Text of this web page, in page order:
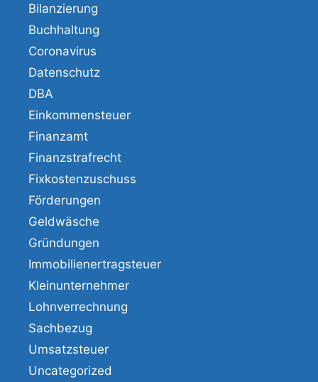
Bilanzierung
Buchhaltung
Coronavirus
Datenschutz
DBA
Einkommensteuer
Finanzamt
Finanzstrafrecht
Fixkostenzuschuss
Förderungen
Geldwäsche
Gründungen
Immobilienertragsteuer
Kleinunternehmer
Lohnverrechnung
Sachbezug
Umsatzsteuer
Uncategorized